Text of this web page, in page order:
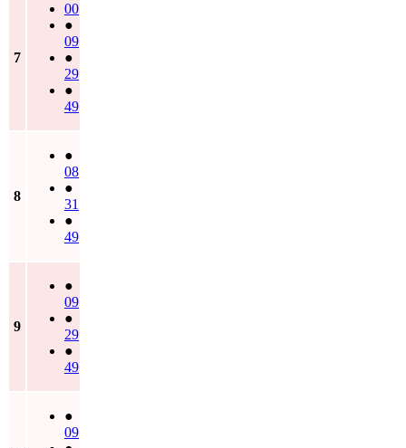
7
00
●
09
●
29
●
49
8
●
08
●
31
●
49
9
●
09
●
29
●
49
●
09